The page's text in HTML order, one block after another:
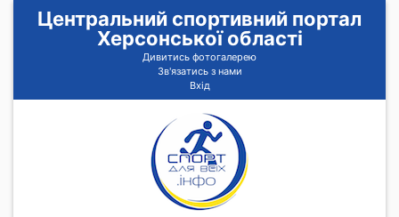
Центральний спортивний портал
Херсонської області
Дивитись фотогалерею
Зв'язатись з нами
Вхід